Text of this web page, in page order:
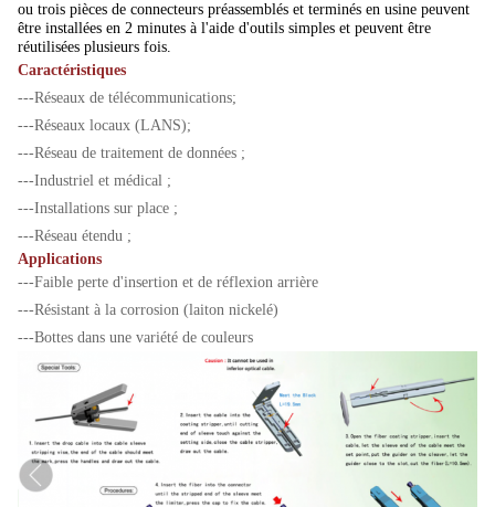
ou trois pièces de connecteurs préassemblés et terminés en usine peuvent
être installées en 2 minutes à l'aide d'outils simples et peuvent être
réutilisées plusieurs fois.
Caractéristiques
---Réseaux de télécommunications;
---Réseaux locaux (LANS);
---Réseau de traitement de données ;
---Industriel et médical ;
---Installations sur place ;
---Réseau étendu ;
Applications
---Faible perte d'insertion et de réflexion arrière
---Résistant à la corrosion (laiton nickelé)
---Bottes dans une variété de couleurs